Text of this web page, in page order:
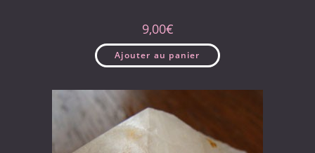
9,00€
Ajouter au panier